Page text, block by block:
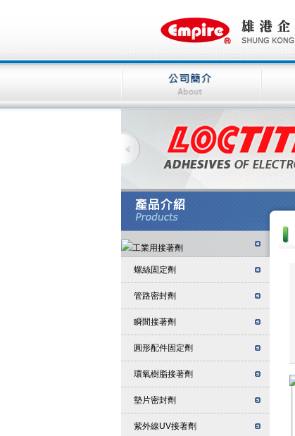
螺絲固定劑
管路密封劑
瞬間接著劑
圓形配件固定劑
環氧樹脂接著劑
墊片密封劑
紫外線UV接著劑